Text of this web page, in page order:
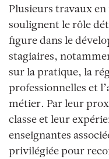
Plusieurs travaux
soulignent le rôle
figure dans le
stagiaires,
sur la pratique, la
professionnelles et
métier. Par leur
classe et leur
enseignantes
privilégiée pour